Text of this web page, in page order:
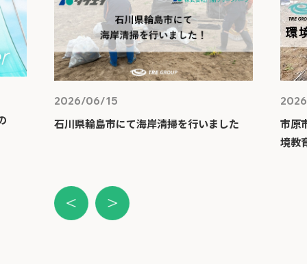
2026/06/15
石川県輪島市にて海岸清掃を行いました
市原
境教